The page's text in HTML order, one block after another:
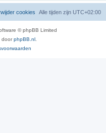
Alle tijden zijn UTC+02:00
cookies
© phpBB Limited
doorphpBB.nl